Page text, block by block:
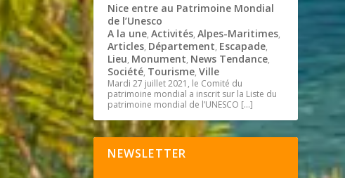
Nice entre au Patrimoine Mondial
de l’Unesco
A la une,Activités,Alpes-Maritimes,
Articles, Département, Escapade,
Lieu, Monument, News Tendance,
Société, Tourisme,Ville
Mardi 27 juillet 2021, le Comité du
patrimoine mondial a inscrit sur la Liste du
patrimoine mondial de l’UNESCO […]
NEWSLETTER